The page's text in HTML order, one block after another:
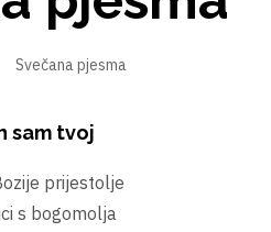
Svečana pjesma
sam tvoj
prijestolje
s bogomolja